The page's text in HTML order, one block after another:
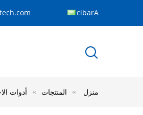
Arabic
منزل المنتجات أدوات